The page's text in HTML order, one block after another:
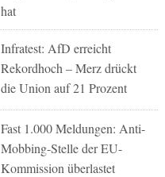
hat
Infratest: AfD erreicht
Rekordhoch – Merz drückt
die Union auf 21 Prozent
Fast 1.000 Meldungen: Anti-
Mobbing-Stelle der EU-
Kommission überlastet